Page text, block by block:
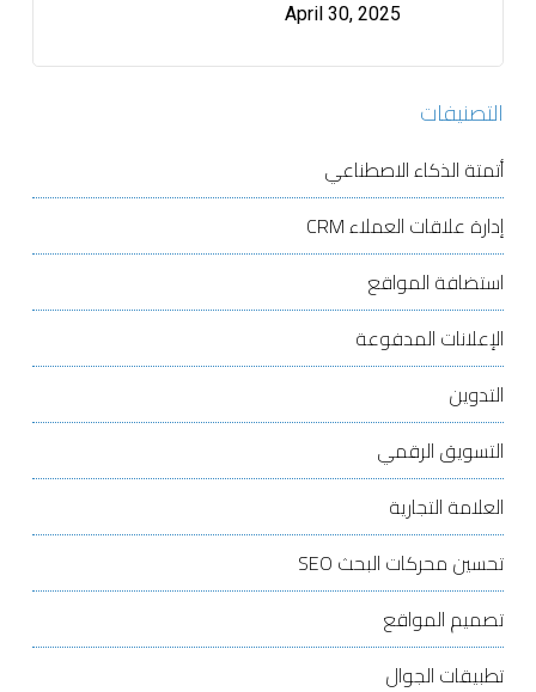
April 30, 2025
التصنيفات
أتمتة الذكاء الاصطناعي
إدارة علاقات العملاءCRM
استضافة المواقع
الإعلانات المدفوعة
التدوين
التسويق الرقمي
العلامة التجارية
تحسين محركات البحث SEO
تصميم المواقع
تطبيقات الجوال